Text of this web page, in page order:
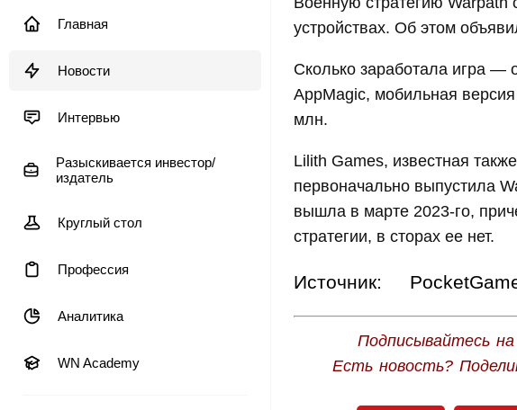
Главная
Новости
Интервью
Разыскивается инвестор/
издатель
Круглый стол
Профессия
Аналитика
WN Academy
устройствах. Об этом
Сколько заработала игра
AppMagic, мобильная
млн.
Lilith Games, известная
первоначально выпустила
вышла в марте 2023-го,
стратегии, в сторах ее нет.
Источник:
Подписывайтесь на
Есть новость?